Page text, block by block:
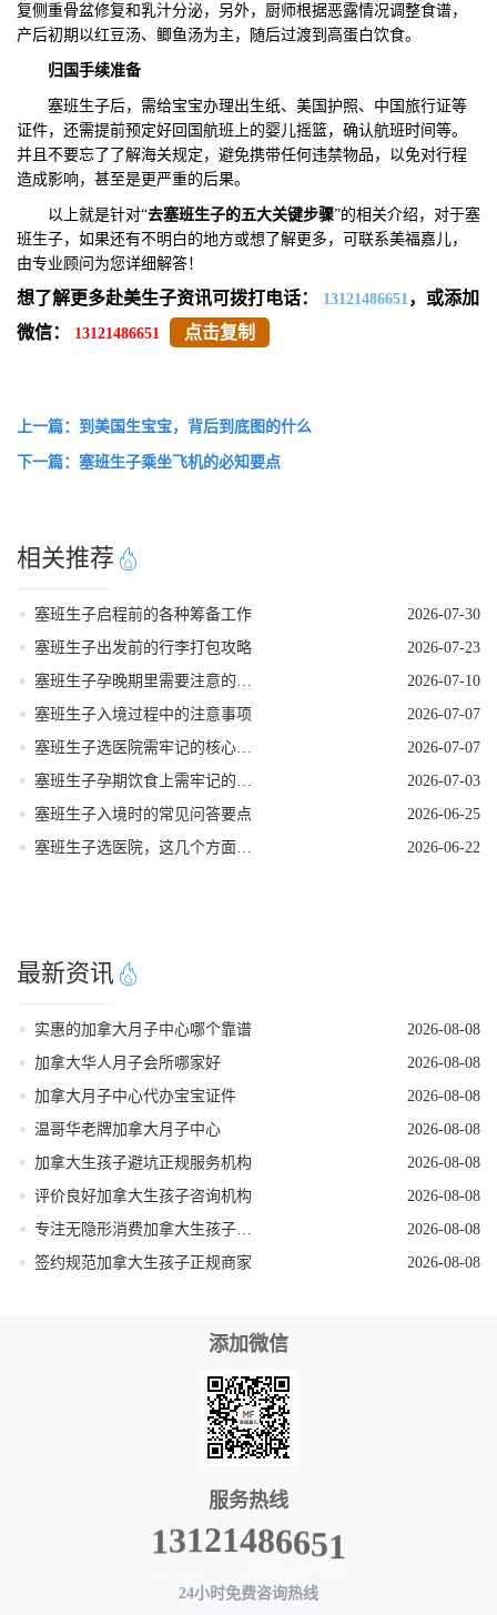
复侧重骨盆修复和乳汁分泌，另外，厨师根据恶露情况调整食谱，
产后初期以红豆汤、鲫鱼汤为主，随后过渡到高蛋白饮食。
归国手续准备
塞班生子后，需给宝宝办理出生纸、美国护照、中国旅行证等
证件，还需提前预定好回国航班上的婴儿摇篮，确认航班时间等。
并且不要忘了了解海关规定，避免携带任何违禁物品，以免对行程
造成影响，甚至是更严重的后果。
以上就是针对“去塞班生子的五大关键步骤”的相关介绍，对于塞
班生子，如果还有不明白的地方或想了解更多，可联系美福嘉儿，
由专业顾问为您详细解答！
想了解更多赴美生子资讯可拨打电话： 13121486651，或添加
微信：
13121486651 点击复制
上一篇：到美国生宝宝，背后到底图的什么
下一篇：塞班生子乘坐飞机的必知要点
相关推荐
塞班生子启程前的各种筹备工作
2026-07-30
塞班生子出发前的行李打包攻略
2026-07-23
塞班生子孕晚期里需要注意的事项
2026-07-10
塞班生子入境过程中的注意事项
2026-07-07
塞班生子选医院需牢记的核心要点
2026-07-07
塞班生子孕期饮食上需牢记的要点
2026-07-03
塞班生子入境时的常见问答要点
2026-06-25
塞班生子选医院，这几个方面要重视
2026-06-22
最新资讯
实惠的加拿大月子中心哪个靠谱
2026-08-08
加拿大华人月子会所哪家好
2026-08-08
加拿大月子中心代办宝宝证件
2026-08-08
温哥华老牌加拿大月子中心
2026-08-08
加拿大生孩子避坑正规服务机构
2026-08-08
评价良好加拿大生孩子咨询机构
2026-08-08
专注无隐形消费加拿大生孩子机构
2026-08-08
签约规范加拿大生孩子正规商家
2026-08-08
添加微信
服务热线
13121486651
24小时免费咨询热线